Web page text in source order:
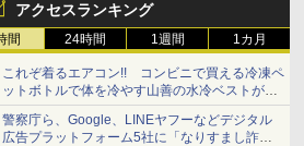
アクセスランキング
間 24時間 1週間 1カ月
これぞ着るエアコン!! コンビニで買える冷凍ペ
ットボトルで体を冷やす山善の水冷ベストがロ
ードバイクにちょうどいい【ぼっち・ざ・ろー
ど！その14】【空いた時間でなにしてる？】
警察庁ら、Google、LINEヤフーなどデジタル
広告プラットフォーム5社に「なりすまし詐欺